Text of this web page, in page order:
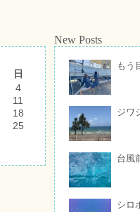
日
4
11
18
25
New Posts
もう
ジワ
台風
シロ